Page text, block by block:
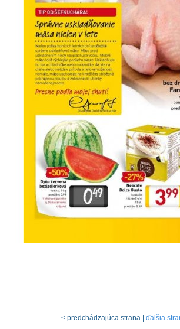
< predchádzajúca strana | ďalšia